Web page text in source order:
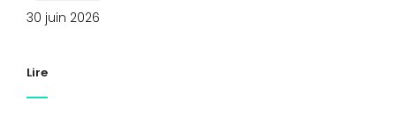
30 juin 2026
Lire